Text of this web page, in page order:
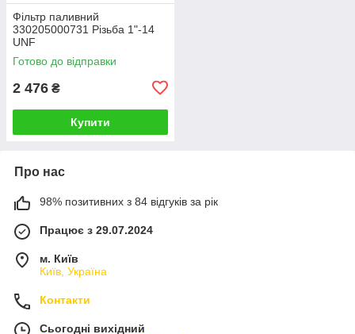
Фільтр паливний
330205000731 Різьба 1"-14
UNF
Готово до відправки
2 476 ₴
Купити
Про нас
98% позитивних з 84 відгуків за рік
Працює з 29.07.2024
м. Київ
Київ, Україна
Контакти
Сьогодні вихідний